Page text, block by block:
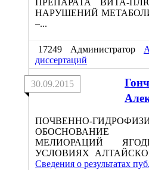
ПРЕПАРАТА ВИТА-
НАРУШЕНИЙ
–...
17249 Администратор
диссертаций
30.09.2015
ПОЧВЕННО-
ОБОСНОВАНИЕ
МЕЛИОРАЦИЙ
УСЛОВИЯХ
Сведения о результатах